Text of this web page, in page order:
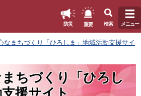
防災 重要 検索 メニュー
なまちづくり「ひろしま」地域活動支援サイ
ちづくり「ひろし